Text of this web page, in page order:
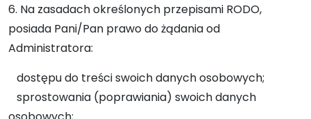
6. Na zasadach określonych przepisami RODO,
posiada Pani/Pan prawo do żądania od
Administratora:
dostępu do treści swoich danych osobowych;
sprostowania (poprawiania) swoich danych